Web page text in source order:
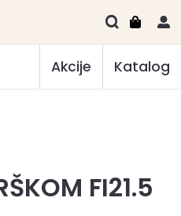
Akcije Katalog
FI21.5